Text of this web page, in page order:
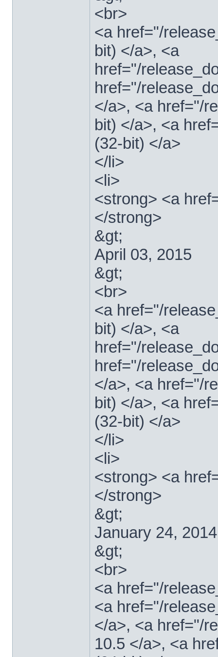
<br>
<a href="/
bit) </a>, <a
href="/
href="/
</a>, <a href="/
bit) </a>, <a
(32-bit) </a>
</li>
<li>
<strong> <a
</strong>
&gt;
April 03, 2015
&gt;
<br>
<a href="/
bit) </a>, <a
href="/
href="/
</a>, <a href="/
bit) </a>, <a
(32-bit) </a>
</li>
<li>
<strong> <a
</strong>
&gt;
January 24, 2014
&gt;
<br>
<a href="/
<a href="/
</a>, <a href="/
10.5 </a>, <a